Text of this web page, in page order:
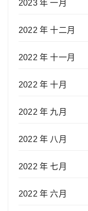
2023 年 一月
2022 年 十二月
2022 年 十一月
2022 年 十月
2022 年 九月
2022 年 八月
2022 年 七月
2022 年 六月